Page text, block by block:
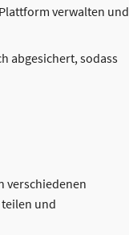
verwalten und
abgesichert, sodass
verschiedenen
und